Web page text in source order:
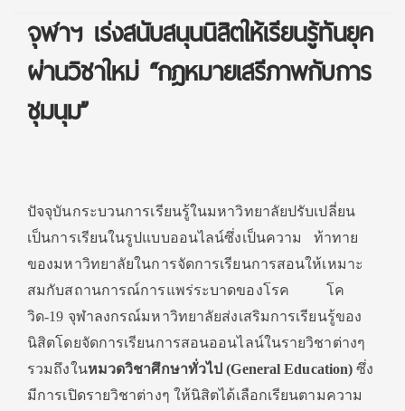
จุฬาฯ เร่งสนับสนุนนิสิตให้เรียนรู้ทันยุค
ผ่านวิชาใหม่ “กฎหมายเสรีภาพกับการ
ชุมนุม”
ปัจจุบันกระบวนการเรียนรู้ในมหาวิทยาลัยปรับเปลี่ยน
เป็นการเรียนในรูปแบบออนไลน์ซึ่งเป็นความ ท้าทาย
ของมหาวิทยาลัยในการจัดการเรียนการสอนให้เหมาะ
สมกับสถานการณ์การแพร่ระบาดของโรค โค
วิด-19 จุฬาลงกรณ์มหาวิทยาลัยส่งเสริมการเรียนรู้ของ
นิสิตโดยจัดการเรียนการสอนออนไลน์ในรายวิชาต่างๆ
รวมถึงในหมวดวิชาศึกษาทั่วไป (General Education)ซึ่ง
มีการเปิดรายวิชาต่างๆ ให้นิสิตได้เลือกเรียนตามความ